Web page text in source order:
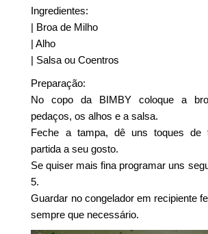
Ingredientes:
| Broa de Milho
| Alho
| Salsa ou Coentros
Preparação:
No copo da BIMBY coloque a
pedaços, os alhos e a salsa.
Feche a tampa, dê uns toques de
partida a seu gosto.
Se quiser mais fina programar uns
5.
Guardar no congelador em recipiente
sempre que necessário.